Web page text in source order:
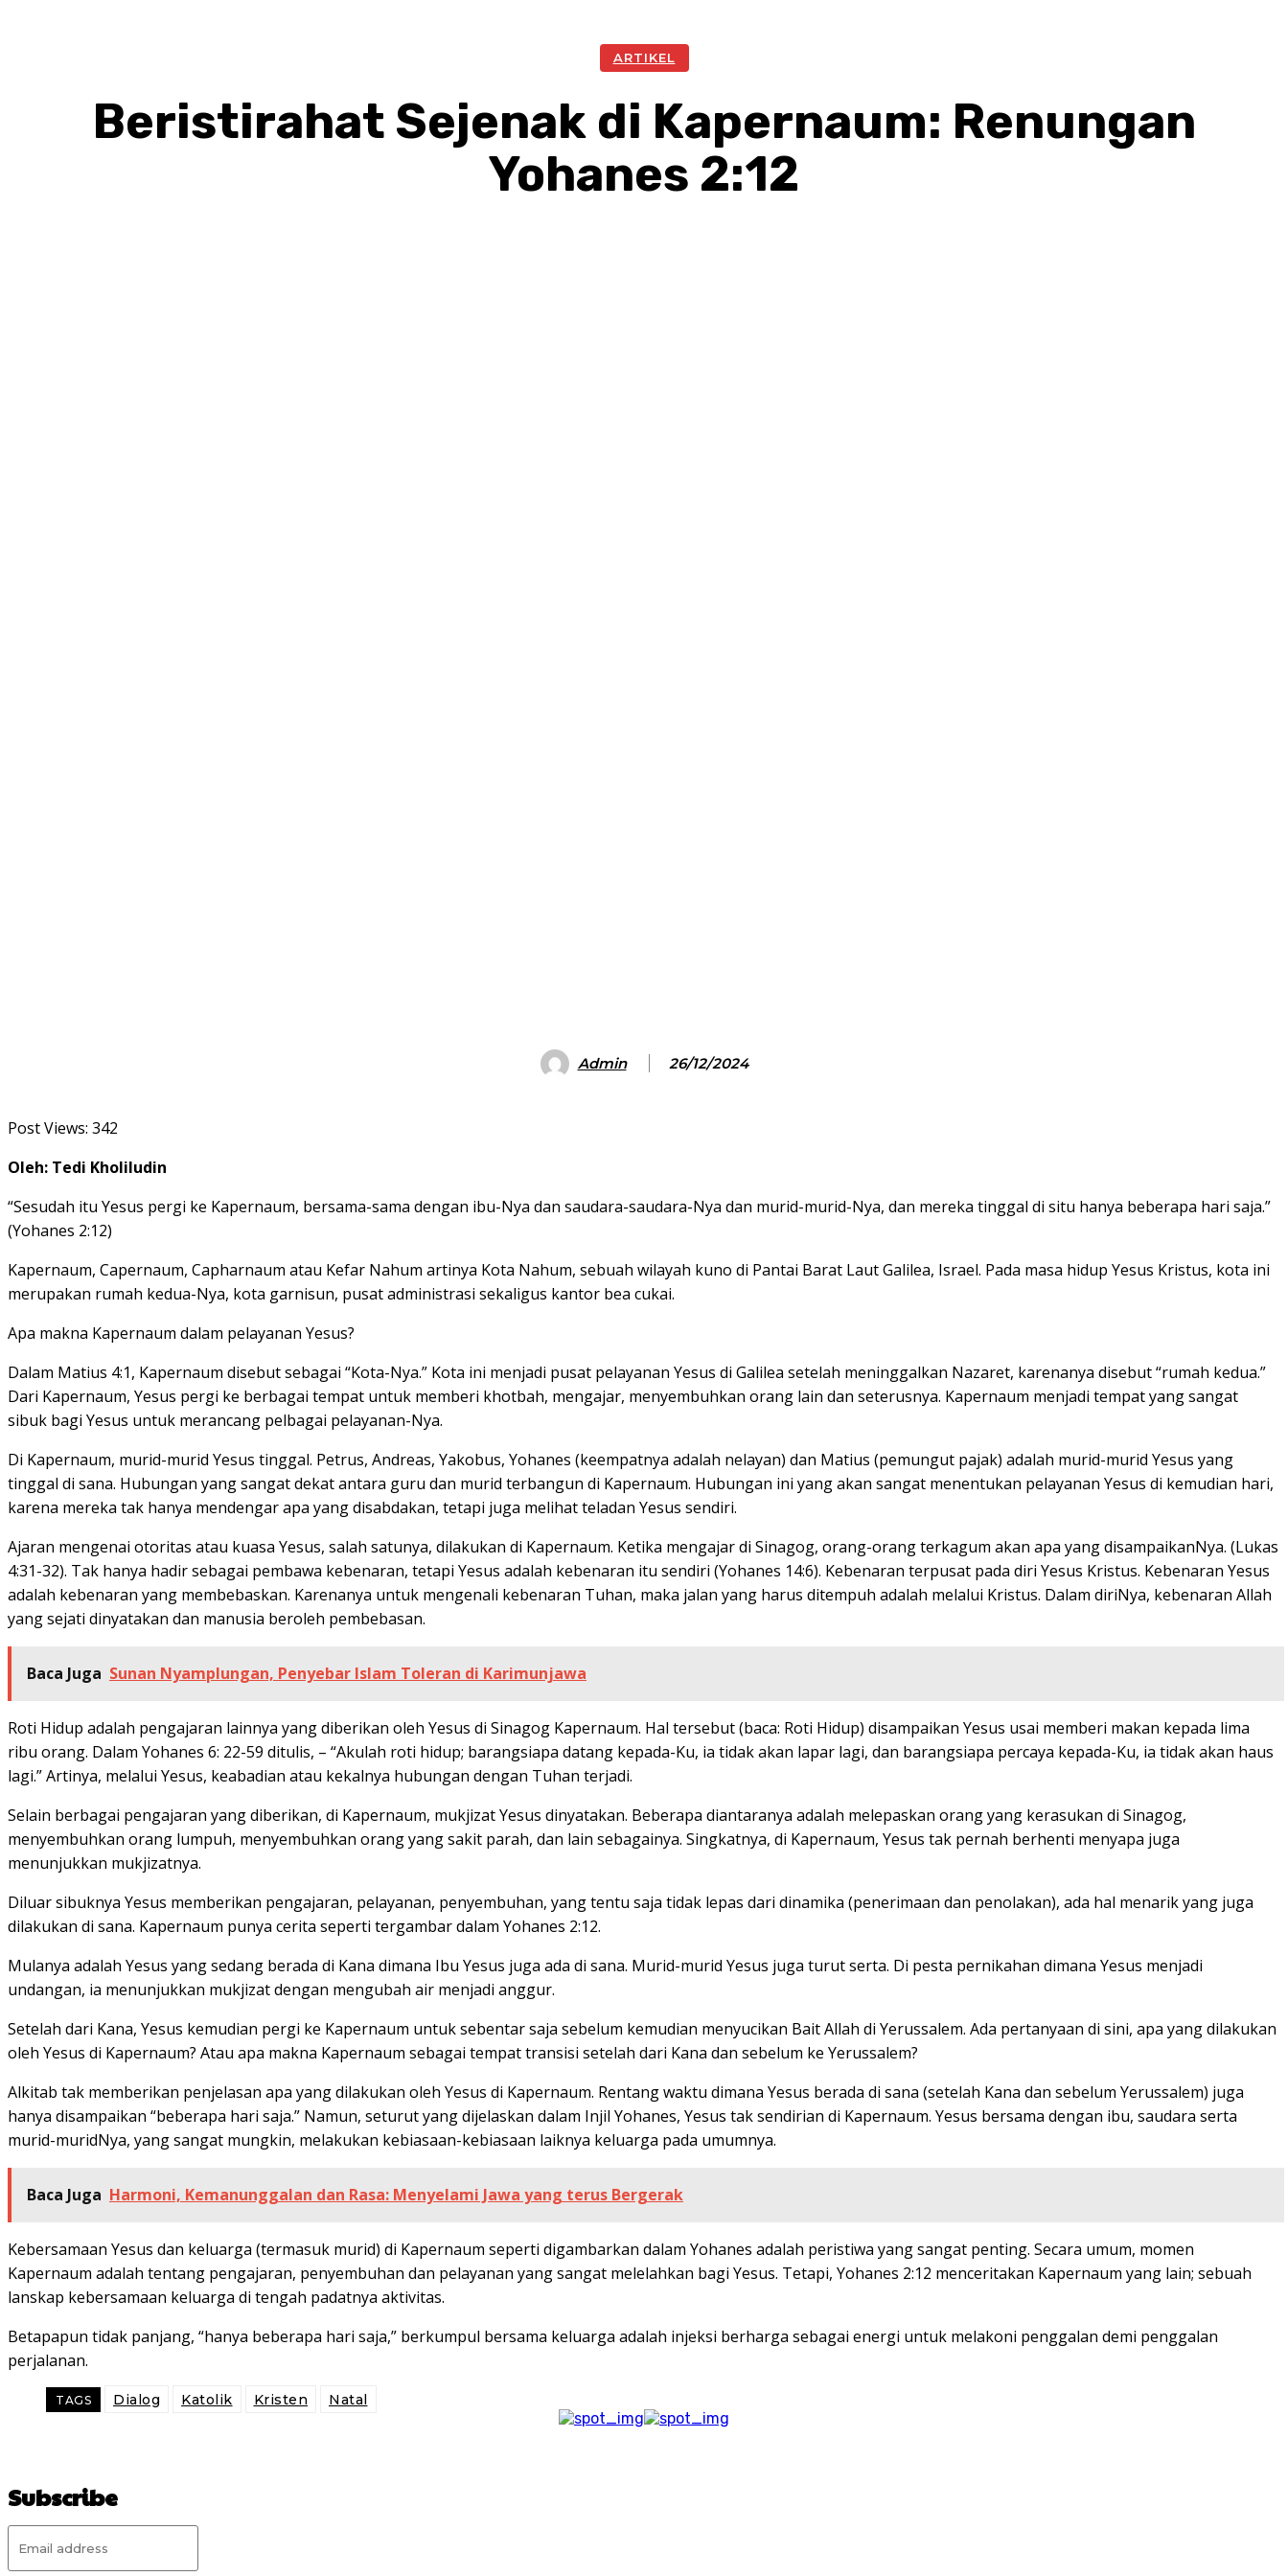
ARTIKEL
Beristirahat Sejenak di Kapernaum: Renungan
Yohanes 2:12
Admin 26/12/2024
Post Views: 342
Oleh: Tedi Kholiludin
“Sesudah itu Yesus pergi ke Kapernaum, bersama-sama dengan ibu-Nya dan saudara-saudara-Nya dan murid-murid-Nya, dan mereka tinggal di situ hanya beberapa hari saja.”
(Yohanes 2:12)
Kapernaum, Capernaum, Capharnaum atau Kefar Nahum artinya Kota Nahum, sebuah wilayah kuno di Pantai Barat Laut Galilea, Israel. Pada masa hidup Yesus Kristus, kota ini
merupakan rumah kedua-Nya, kota garnisun, pusat administrasi sekaligus kantor bea cukai.
Apa makna Kapernaum dalam pelayanan Yesus?
Dalam Matius 4:1, Kapernaum disebut sebagai “Kota-Nya.” Kota ini menjadi pusat pelayanan Yesus di Galilea setelah meninggalkan Nazaret, karenanya disebut “rumah kedua.”
Dari Kapernaum, Yesus pergi ke berbagai tempat untuk memberi khotbah, mengajar, menyembuhkan orang lain dan seterusnya. Kapernaum menjadi tempat yang sangat
sibuk bagi Yesus untuk merancang pelbagai pelayanan-Nya.
Di Kapernaum, murid-murid Yesus tinggal. Petrus, Andreas, Yakobus, Yohanes (keempatnya adalah nelayan) dan Matius (pemungut pajak) adalah murid-murid Yesus yang
tinggal di sana. Hubungan yang sangat dekat antara guru dan murid terbangun di Kapernaum. Hubungan ini yang akan sangat menentukan pelayanan Yesus di kemudian hari,
karena mereka tak hanya mendengar apa yang disabdakan, tetapi juga melihat teladan Yesus sendiri.
Ajaran mengenai otoritas atau kuasa Yesus, salah satunya, dilakukan di Kapernaum. Ketika mengajar di Sinagog, orang-orang terkagum akan apa yang disampaikanNya. (Lukas
4:31-32). Tak hanya hadir sebagai pembawa kebenaran, tetapi Yesus adalah kebenaran itu sendiri (Yohanes 14:6). Kebenaran terpusat pada diri Yesus Kristus. Kebenaran Yesus
adalah kebenaran yang membebaskan. Karenanya untuk mengenali kebenaran Tuhan, maka jalan yang harus ditempuh adalah melalui Kristus. Dalam diriNya, kebenaran Allah
yang sejati dinyatakan dan manusia beroleh pembebasan.
Baca Juga Sunan Nyamplungan, Penyebar Islam Toleran di Karimunjawa
Roti Hidup adalah pengajaran lainnya yang diberikan oleh Yesus di Sinagog Kapernaum. Hal tersebut (baca: Roti Hidup) disampaikan Yesus usai memberi makan kepada lima
ribu orang. Dalam Yohanes 6: 22-59 ditulis, – “Akulah roti hidup; barangsiapa datang kepada-Ku, ia tidak akan lapar lagi, dan barangsiapa percaya kepada-Ku, ia tidak akan haus
lagi.” Artinya, melalui Yesus, keabadian atau kekalnya hubungan dengan Tuhan terjadi.
Selain berbagai pengajaran yang diberikan, di Kapernaum, mukjizat Yesus dinyatakan. Beberapa diantaranya adalah melepaskan orang yang kerasukan di Sinagog,
menyembuhkan orang lumpuh, menyembuhkan orang yang sakit parah, dan lain sebagainya. Singkatnya, di Kapernaum, Yesus tak pernah berhenti menyapa juga
menunjukkan mukjizatnya.
Diluar sibuknya Yesus memberikan pengajaran, pelayanan, penyembuhan, yang tentu saja tidak lepas dari dinamika (penerimaan dan penolakan), ada hal menarik yang juga
dilakukan di sana. Kapernaum punya cerita seperti tergambar dalam Yohanes 2:12.
Mulanya adalah Yesus yang sedang berada di Kana dimana Ibu Yesus juga ada di sana. Murid-murid Yesus juga turut serta. Di pesta pernikahan dimana Yesus menjadi
undangan, ia menunjukkan mukjizat dengan mengubah air menjadi anggur.
Setelah dari Kana, Yesus kemudian pergi ke Kapernaum untuk sebentar saja sebelum kemudian menyucikan Bait Allah di Yerussalem. Ada pertanyaan di sini, apa yang dilakukan
oleh Yesus di Kapernaum? Atau apa makna Kapernaum sebagai tempat transisi setelah dari Kana dan sebelum ke Yerussalem?
Alkitab tak memberikan penjelasan apa yang dilakukan oleh Yesus di Kapernaum. Rentang waktu dimana Yesus berada di sana (setelah Kana dan sebelum Yerussalem) juga
hanya disampaikan “beberapa hari saja.” Namun, seturut yang dijelaskan dalam Injil Yohanes, Yesus tak sendirian di Kapernaum. Yesus bersama dengan ibu, saudara serta
murid-muridNya, yang sangat mungkin, melakukan kebiasaan-kebiasaan laiknya keluarga pada umumnya.
Baca Juga Harmoni, Kemanunggalan dan Rasa: Menyelami Jawa yang terus Bergerak
Kebersamaan Yesus dan keluarga (termasuk murid) di Kapernaum seperti digambarkan dalam Yohanes adalah peristiwa yang sangat penting. Secara umum, momen
Kapernaum adalah tentang pengajaran, penyembuhan dan pelayanan yang sangat melelahkan bagi Yesus. Tetapi, Yohanes 2:12 menceritakan Kapernaum yang lain; sebuah
lanskap kebersamaan keluarga di tengah padatnya aktivitas.
Betapapun tidak panjang, “hanya beberapa hari saja,” berkumpul bersama keluarga adalah injeksi berharga sebagai energi untuk melakoni penggalan demi penggalan
perjalanan.
TAGS Dialog Katolik Kristen Natal
Subscribe